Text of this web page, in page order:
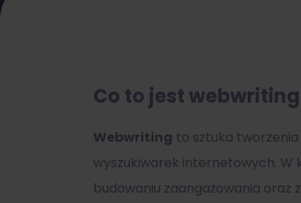
Co to jest
Webwriting to sztuka
wyszukiwarek internetowych.
budowaniu zaangażowania oraz